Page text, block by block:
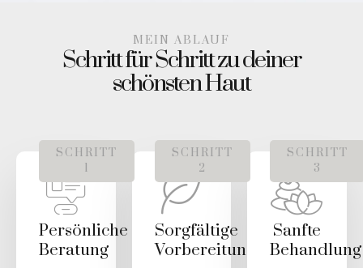
MEIN ABLAUF
Schritt für Schritt zu deiner
schönsten Haut
SCHRITT
Persönliche
Beratung
SCHRITT
2
Sorgfältige
Vorbereitung
SCHRITT
3
Sanfte
Behandlung